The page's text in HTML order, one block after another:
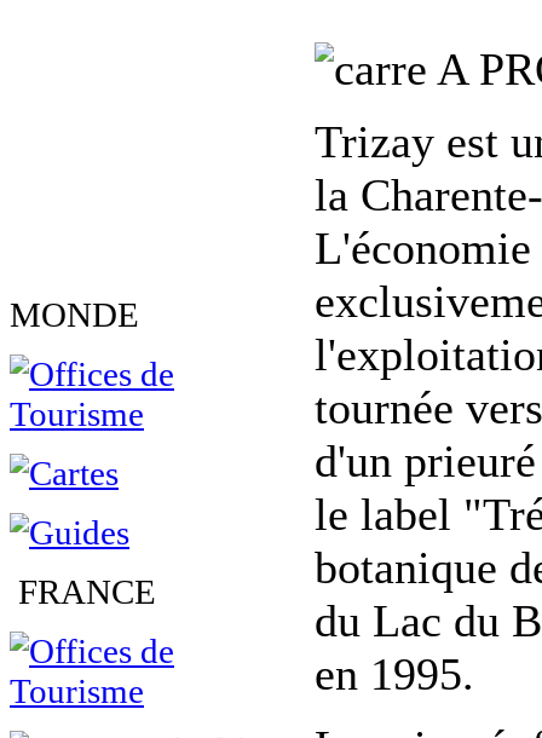
MONDE
FRANCE
A
Trizay est
la
L'économie
tournée
d'un
le label
botanique
du Lac du
en 1995.